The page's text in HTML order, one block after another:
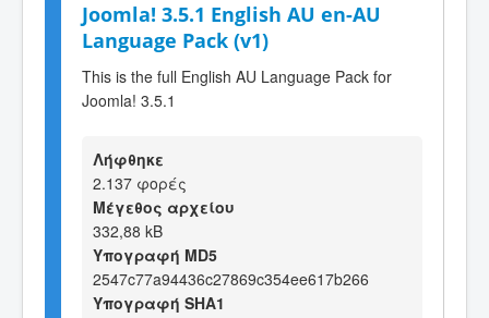
Joomla! 3.5.1 English AU en-AU
Language Pack (v1)
This is the full English AU Language Pack for
Joomla! 3.5.1
Λήφθηκε
2.137 φορές
Μέγεθος αρχείου
332,88 kB
Υπογραφή MD5
2547c77a94436c27869c354ee617b266
Υπογραφή SHA1